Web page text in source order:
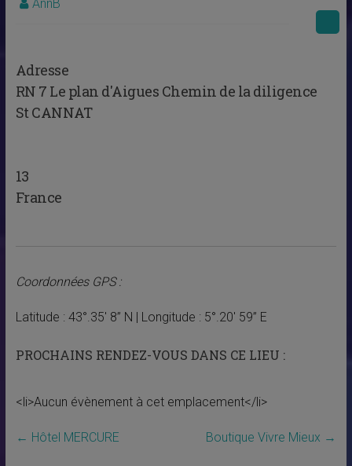
AnnB
Adresse
RN 7 Le plan d'Aigues Chemin de la diligence
St CANNAT
13
France
Coordonnées GPS :
Latitude : 43°.35′ 8” N | Longitude : 5°.20′ 59” E
PROCHAINS RENDEZ-VOUS DANS CE LIEU :
<li>Aucun évènement à cet emplacement</li>
← Hôtel MERCURE Boutique Vivre Mieux →